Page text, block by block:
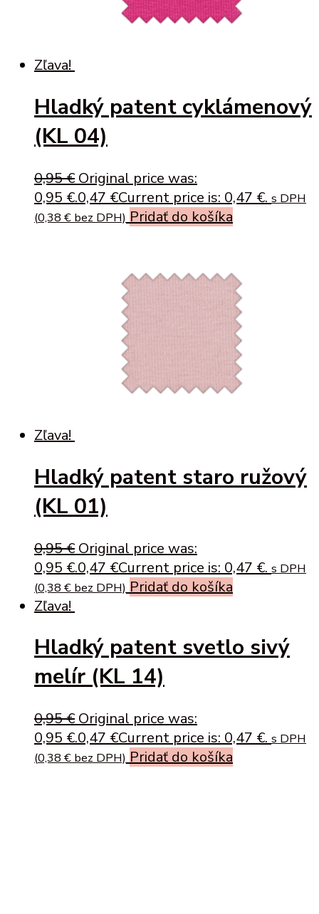
Zľava!
Hladký patent cyklámenový
(KL 04)
0,95€ Original price was:
0,95 €.0,47 €Current price is: 0,47 €. s DPH
(0,38 € bez DPH) Pridať do košíka
Zľava!
Hladký patent staro ružový
(KL 01)
0,95€ Original price was:
0,95 €.0,47 €Current price is: 0,47 €. s DPH
(0,38 € bez DPH) Pridať do košíka
Zľava!
Hladký patent svetlo sivý
melír (KL 14)
0,95€ Original price was:
0,95 €.0,47 €Current price is: 0,47 €. s DPH
(0,38 € bez DPH) Pridať do košíka